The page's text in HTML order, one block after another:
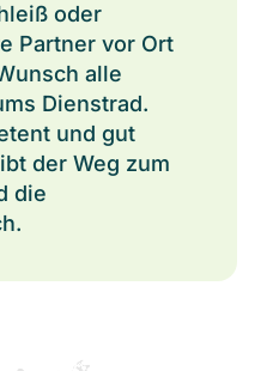
oder
Partner vor Ort
alle
Dienstrad.
und gut
der Weg zum
die